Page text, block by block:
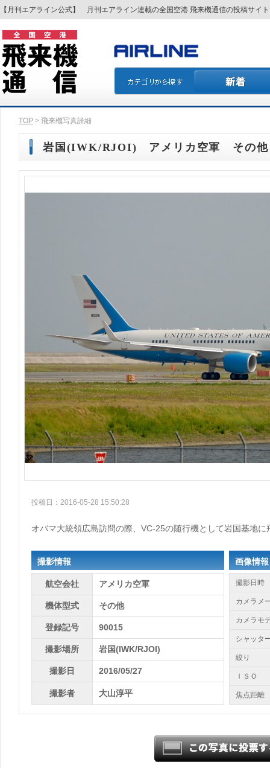
【月刊エアライン公式】 月刊エアライン連載の全国空港 飛来機通信の投稿サイ
TOP > 飛来機写真詳細
岩国(IWK/RJOI) アメリカ空軍 その他
投稿日：2016-05-28 15:50:28
オバマ大統領広島訪問の際、VC-25の随行機として岩国基地
撮影情報
航空会社 アメリカ空軍
機体型式 その他
登録記号 90015
撮影場所 岩国(IWK/RJOI)
撮影日 2016/05/27
撮影者 大山淳平
画像情報
撮影日時
カメラメ
カメラモ
シャッタ
絞り
ＩＳＯ
焦点距離